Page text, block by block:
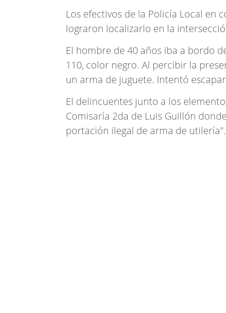
Los efectivos de la Policía Local en
lograron localizarlo en la
El hombre de 40 años iba a bordo
110, color negro. Al percibir la
un arma de juguete. Intentó
El delincuentes junto a los
Comisaría 2da de Luis Guillón
portación ilegal de arma de utilería".